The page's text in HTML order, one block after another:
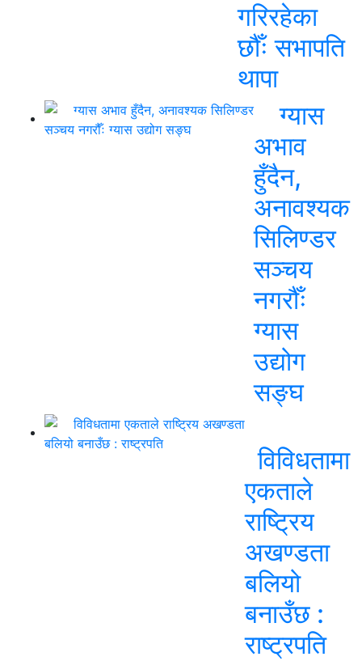
गरिरहेका
छौँः सभापति
थापा
ग्यास
अभाव
हुँदैन,
अनावश्यक
सिलिण्डर
सञ्चय
नगरौँः
ग्यास
उद्योग
सङ्घ
विविधतामा
एकताले
राष्ट्रिय
अखण्डता
बलियो
बनाउँछ :
राष्ट्रपति